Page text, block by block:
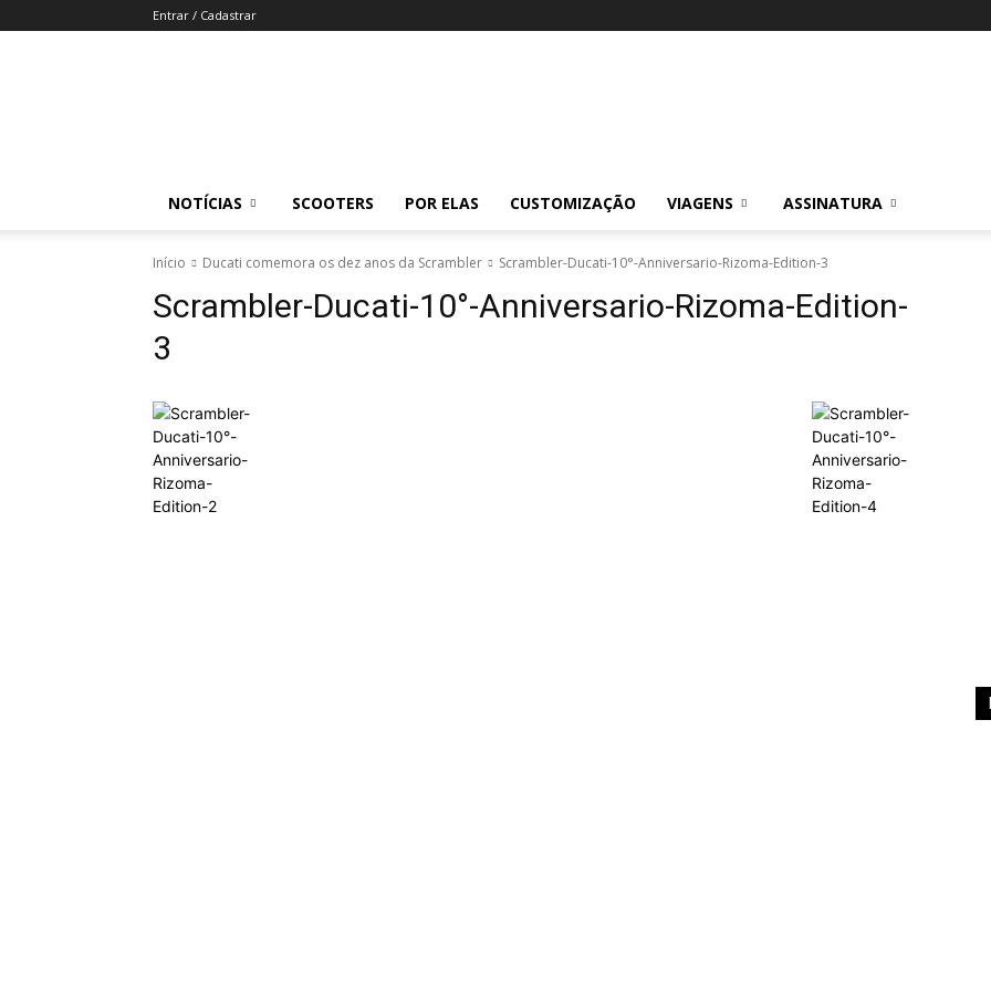
Entrar / Cadastrar
NOTÍCIAS SCOOTERS POR ELAS CUSTOMIZAÇÃO VIAGENS ASSINATURA
Início Ducati comemora os dez anos da Scrambler Scrambler-Ducati-10°-Anniversario-Rizoma-Edition-3
Scrambler-Ducati-10°-Anniversario-Rizoma-Edition-
3